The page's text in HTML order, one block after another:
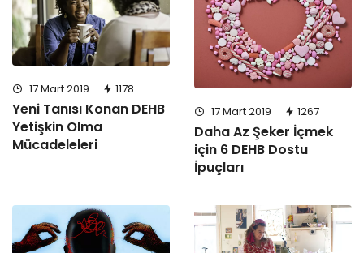
17 Mart 2019 1178
Yeni Tanısı Konan DEHB
Yetişkin Olma
Mücadeleleri
17 Mart 2019 1267
Daha Az Şeker İçmek
için 6 DEHB Dostu
İpuçları